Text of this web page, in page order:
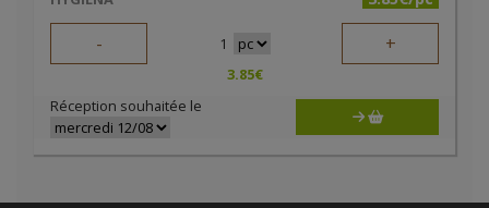
- 1 +
3.85€
Réception souhaitée le